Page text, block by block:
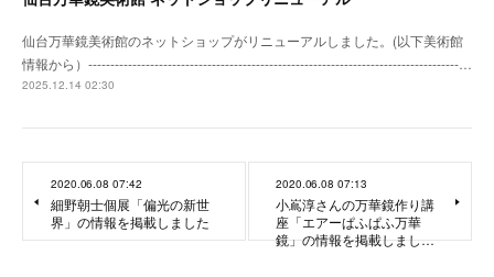
仙台万華鏡美術館のネットショップがリニューアルしました。(以下美術館
情報から）------------------------------------------------------------------------------------…
2025.12.14 02:30
2020.06.08 07:42
細野朝士個展「偏光の新世
界」の情報を掲載しました
2020.06.08 07:13
小嶌淳さんの万華鏡作り講
座「エアーぱふぱふ万華
鏡」の情報を掲載しまし…